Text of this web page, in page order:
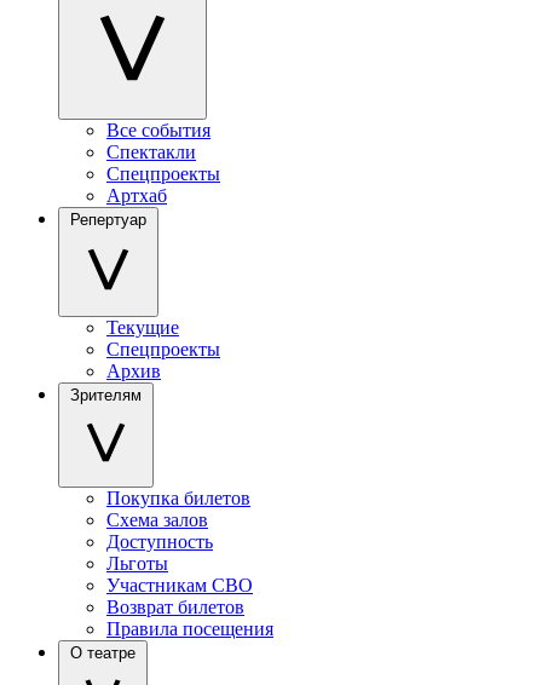
Все события
Спектакли
Спецпроекты
Артхаб
Репертуар
Текущие
Спецпроекты
Архив
Зрителям
Покупка билетов
Схема залов
Доступность
Льготы
Участникам СВО
Возврат билетов
Правила посещения
О театре